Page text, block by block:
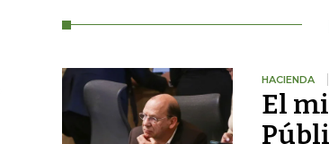
HACIENDA
El